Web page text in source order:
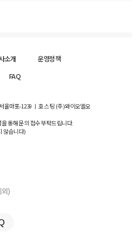
소개
운영정책
FAQ
울마포-1239 ㅣ 호스팅 (주)와이오엘오
통해 문의 접수 부탁드립니다.
않습니다)
)